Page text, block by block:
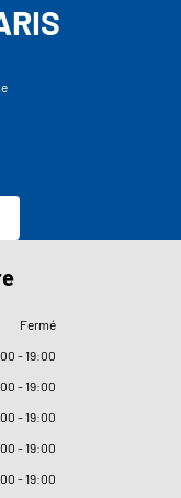
Fermé
00 - 19:00
00 - 19:00
00 - 19:00
00 - 19:00
00 - 19:00